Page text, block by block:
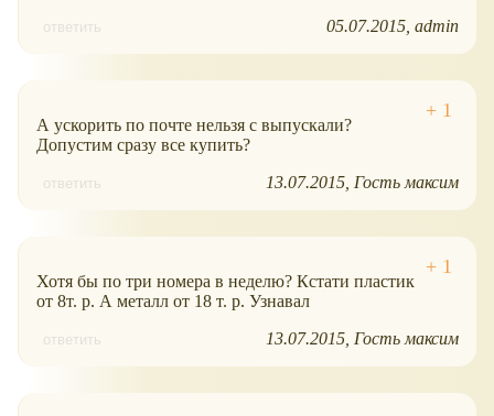
ответить 05.07.2015 admin
А ускорить по почте нельзя с выпускали?
Допустим сразу все купить?
ответить 13.07.2015 Гость максим
Хотя бы по три номера в неделю? Кстати пластик
от 8т. р. А металл от 18 т. р. Узнавал
ответить 13.07.2015 Гость максим